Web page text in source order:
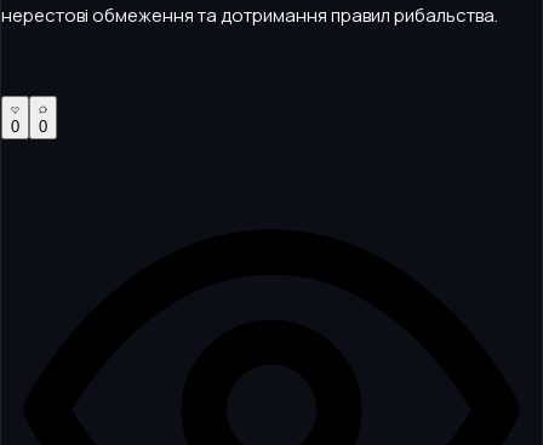
нерестові обмеження та дотримання правил рибальства.
0 0